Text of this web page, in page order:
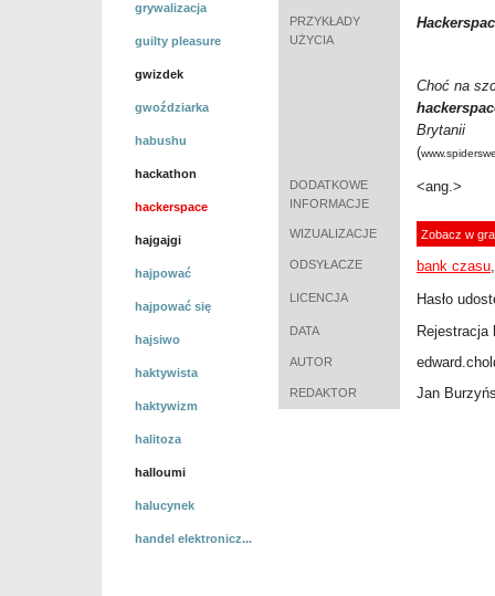
grywalizacja
guilty pleasure
gwizdek
gwoździarka
habushu
hackathon
hackerspace
hajgajgi
hajpować
hajpować się
hajsiwo
haktywista
haktywizm
halitoza
halloumi
halucynek
handel elektronicz...
PRZYKŁADY
UŻYCIA
Choć na
Brytanii
(
DODATKOWE
INFORMACJE
<ang.>
WIZUALIZACJE Zobacz w
ODSYŁACZE bank czasu
LICENCJA Hasło
DATA Rejestracja
AUTOR
REDAKTOR Jan